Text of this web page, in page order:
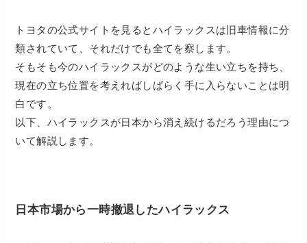
トヨタの公式サイトを見るとハイラックスは旧車情報に分
類されていて、それだけでも全てを察します。
そもそも今のハイラックスがどのような生い立ちを持ち、
現在の立ち位置を考えればしばらく手に入らないことは明
白です。
以下、ハイラックスが日本から消え続けるだろう理由につ
いて解説します。
日本市場から一時撤退したハイラックス